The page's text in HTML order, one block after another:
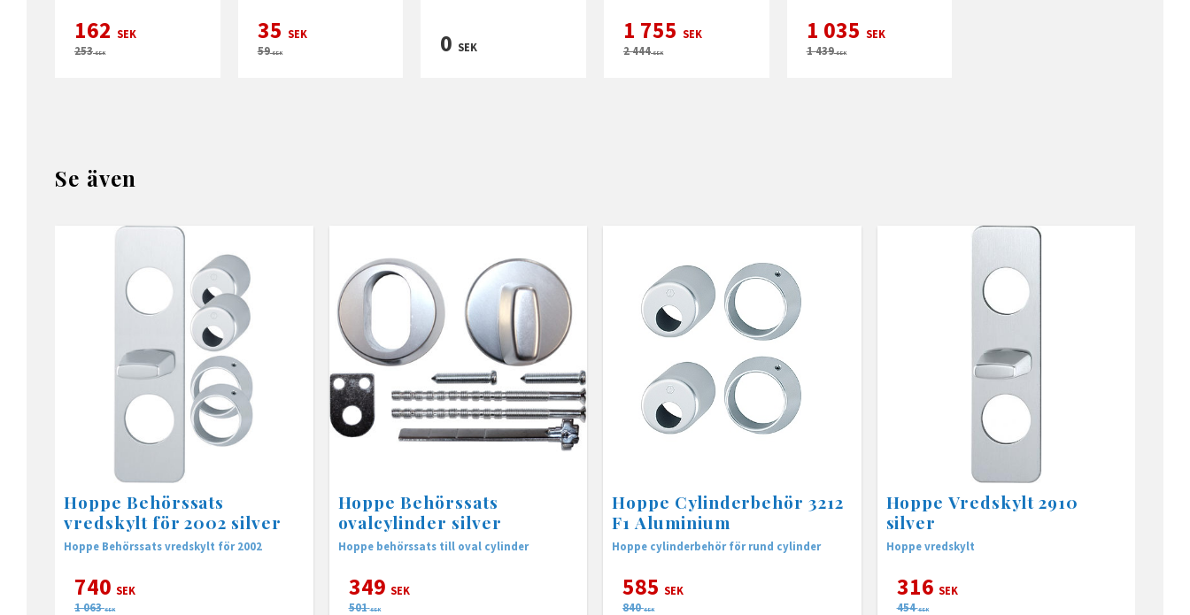
162 SEK
253SEK
35 SEK
59SEK 0 SEK
1 755 SEK
2 444SEK
1 035 SEK
1 439SEK
Se även
Hoppe Behörssats
vredskylt för 2002 silver
Hoppe Behörssats vredskylt för 2002
740 SEK
1 063 SEK
Hoppe Behörssats
ovalcylinder silver
Hoppe behörssats till oval cylinder
349 SEK
501 SEK
Hoppe Cylinderbehör 3212
F1 Aluminium
Hoppe cylinderbehör för rund cylinder
585 SEK
840 SEK
Hoppe Vredskylt 2910
silver
Hoppe vredskylt
316 SEK
454 SEK